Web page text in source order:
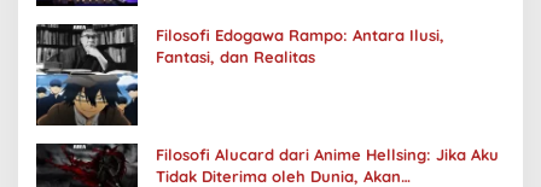
Filosofi Edogawa Rampo: Antara Ilusi,
Fantasi, dan Realitas
Filosofi Alucard dari Anime Hellsing: Jika Aku
Tidak Diterima oleh Dunia, Akan